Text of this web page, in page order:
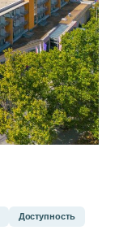
Доступность